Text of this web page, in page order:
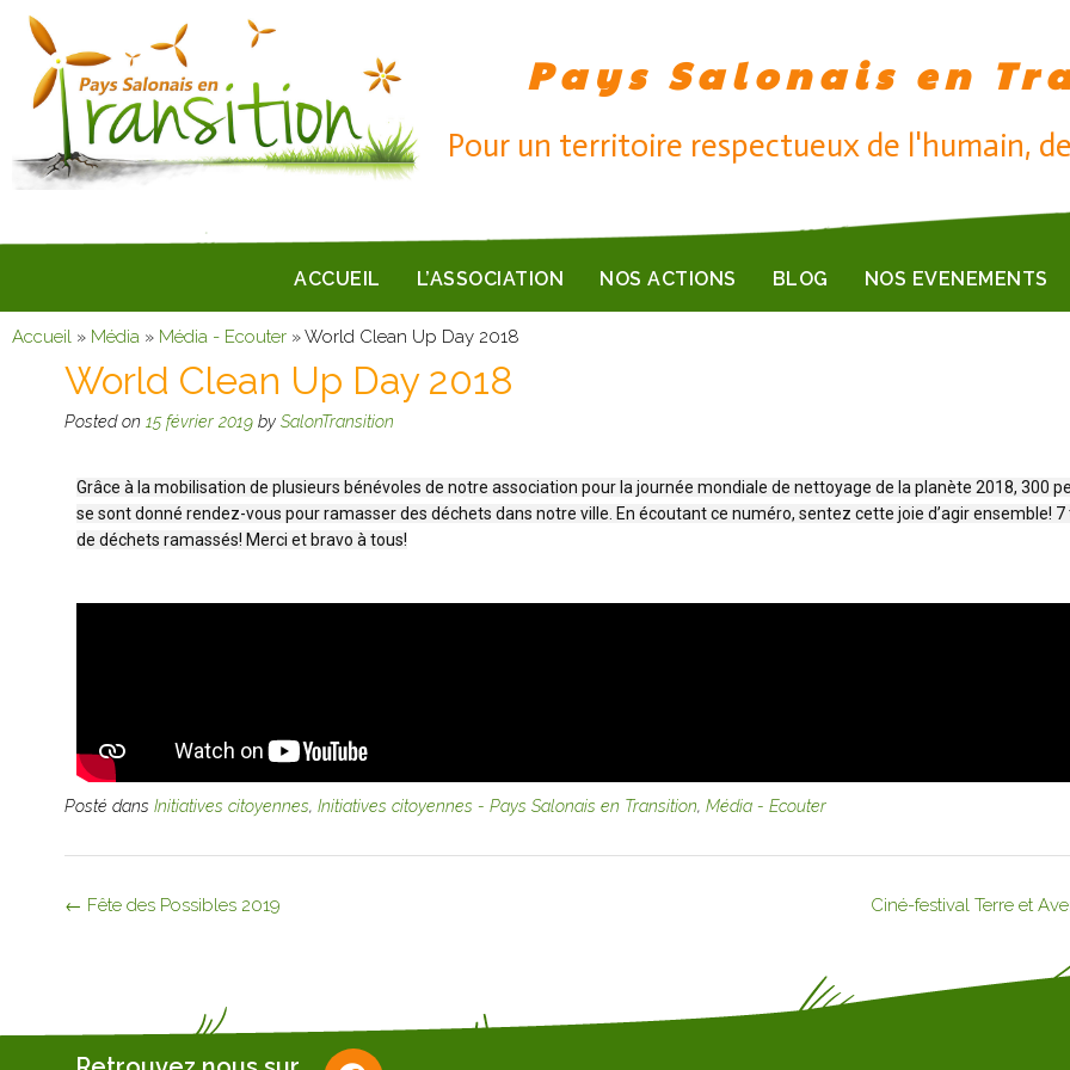
Pays Salonais en
Pour un territoire respectueux de l'humain,
ACCUEIL L’ASSOCIATION NOS ACTIONS BLOG NOS EVENEMENTS
Accueil » Média » Média - Ecouter »World Clean Up Day 2018
World Clean Up Day 2018
Posted on 15 février 2019by SalonTransition
Grâce à la mobilisation de plusieurs bénévoles de notre association pour la journée mondiale de nettoyage de la planète 2018, 300
se sont donné rendez-vous pour ramasser des déchets dans notre ville. En écoutant ce numéro, sentez cette joie d’agir ensemble! 7
de déchets ramassés! Merci et bravo à tous!
Posté dans Initiatives citoyennes, Initiatives citoyennes - Pays Salonais en Transition, Média - Ecouter
Ciné-festival Terre et
← Fête des Possibles 2019